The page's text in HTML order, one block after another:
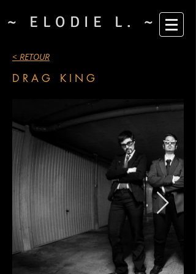
~ ELODIE L. ~
< RETOUR
DRAG KING